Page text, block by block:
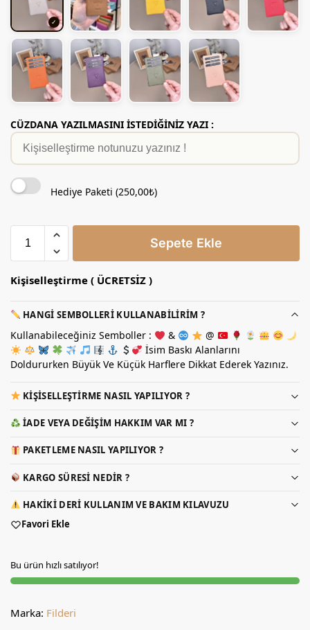
CÜZDANA YAZILMASINI İSTEDİĞİNİZ YAZI :
Hediye Paketi (250,00₺)
Sepete Ekle
Kişiselleştirme ( ÜCRETSİZ )
HANGI SEMBOLLERI KULLANABILIRIM ?
Kullanabileceğiniz Semboller : &
@
İsim Baskı Alanlarını
Doldururken Büyük Ve Küçük Harflere Dikkat Ederek Yazınız.
KIŞISELLEŞTIRME NASIL YAPILIYOR ?
İADE VEYA DEĞIŞIM HAKKIM VAR MI ?
PAKETLEME NASIL YAPILIYOR ?
KARGO SÜRESI NEDIR ?
HAKIKI DERI KULLANIM VE BAKIM KILAVUZU
Favori Ekle
Bu ürün hızlı satılıyor!
Marka: Filderi